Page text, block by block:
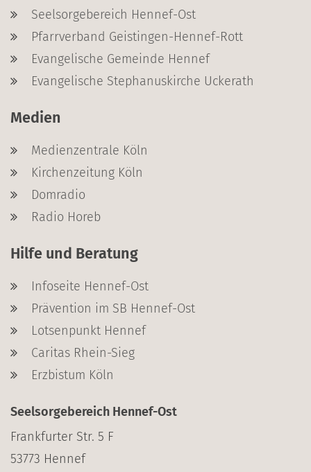
Seelsorgebereich Hennef-Ost
Pfarrverband Geistingen-Hennef-Rott
Evangelische Gemeinde Hennef
Evangelische Stephanuskirche Uckerath
Medien
Medienzentrale Köln
Kirchenzeitung Köln
Domradio
Radio Horeb
Hilfe und Beratung
Infoseite Hennef-Ost
Prävention im SB Hennef-Ost
Lotsenpunkt Hennef
Caritas Rhein-Sieg
Erzbistum Köln
Seelsorgebereich Hennef-Ost
Frankfurter Str. 5 F
53773 Hennef